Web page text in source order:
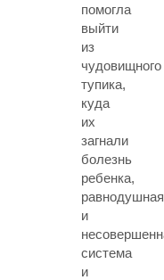
помогла
выйти
из
чудовищного
тупика,
куда
их
загнали
болезнь
ребенка,
равнодушная
и
система
и